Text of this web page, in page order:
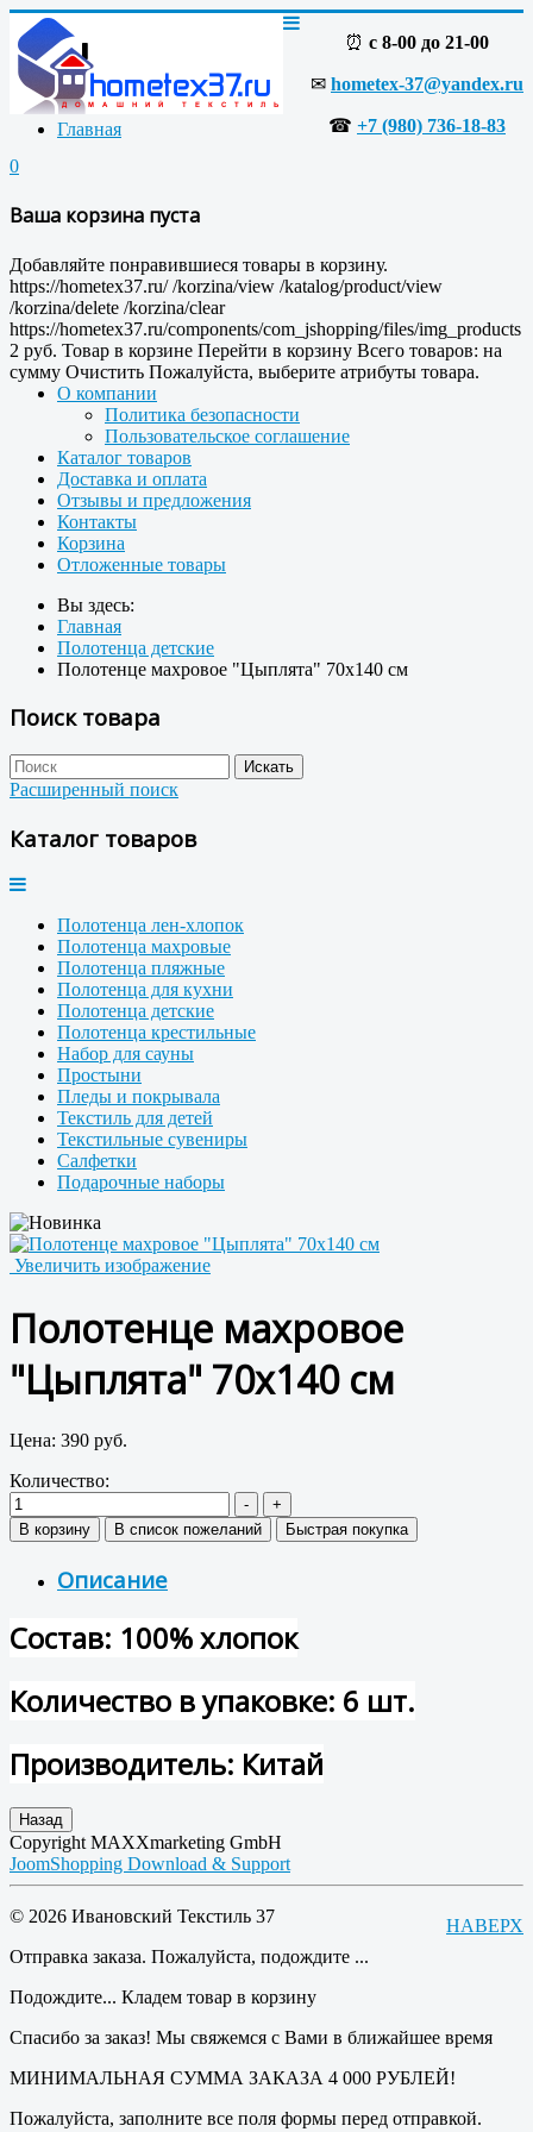
⏰ с 8-00 до 21-00
✉ hometex-37@yandex.ru
☎ +7 (980) 736-18-83
0
Ваша корзина пуста
Добавляйте понравившиеся товары в корзину.
https://hometex37.ru/ /korzina/view /katalog/product/view
/korzina/delete /korzina/clear
https://hometex37.ru/components/com_jshopping/files/img_products
2 руб. Товар в корзине Перейти в корзину Всего товаров: на
сумму Очистить Пожалуйста, выберите атрибуты товара.
Главная
О компании
Политика безопасности
Пользовательское соглашение
Каталог товаров
Доставка и оплата
Отзывы и предложения
Контакты
Корзина
Отложенные товары
Вы здесь:
Главная
Полотенца детские
Полотенце махровое "Цыплята" 70x140 см
Поиск товара
Расширенный поиск
Каталог товаров
Полотенца лен-хлопок
Полотенца махровые
Полотенца пляжные
Полотенца для кухни
Полотенца детские
Полотенца крестильные
Набор для сауны
Простыни
Пледы и покрывала
Текстиль для детей
Текстильные сувениры
Салфетки
Подарочные наборы
Увеличить изображение
Полотенце махровое
"Цыплята" 70x140 см
Цена: 390 руб.
Количество:
Описание
Состав: 100% хлопок
Количество в упаковке: 6 шт.
Производитель: Китай
Copyright MAXXmarketing GmbH
JoomShopping Download & Support
НАВЕРХ
© 2026 Ивановский Текстиль 37
Отправка заказа. Пожалуйста, подождите ...
Подождите... Кладем товар в корзину
Спасибо за заказ! Мы свяжемся с Вами в ближайшее время
МИНИМАЛЬНАЯ СУММА ЗАКАЗА 4 000 РУБЛЕЙ!
Пожалуйста, заполните все поля формы перед отправкой.